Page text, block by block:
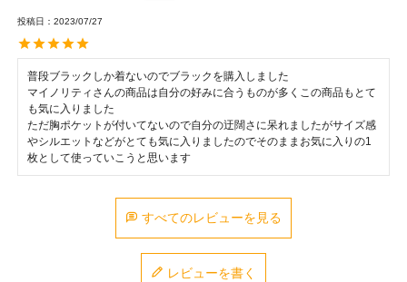
投稿日 2023/07/27
普段ブラックしか着ないのでブラックを購入しました
マイノリティさんの商品は自分の好みに合うものが多くこの商品もとて
も気に入りました
ただ胸ポケットが付いてないので自分の迂闊さに呆れましたがサイズ感
やシルエットなどがとても気に入りましたのでそのままお気に入りの1
枚として使っていこうと思います
すべてのレビューを見る
レビューを書く